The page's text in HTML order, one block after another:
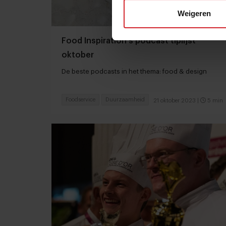
Weigeren
Food Inspiration's podcast tiplijst
oktober
De beste podcasts in het thema: food & design
21 oktober 2023 5 min
Foodservice Duurzaamheid